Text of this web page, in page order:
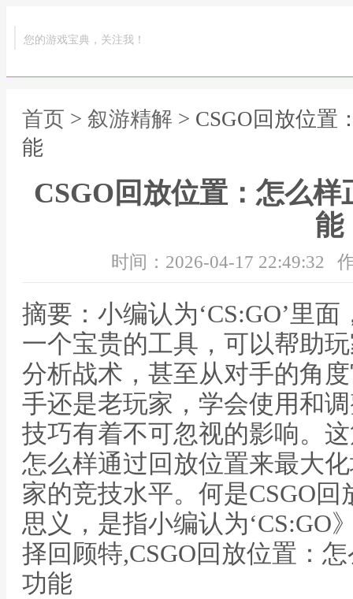
您的游戏宝典，关注我！
首页 > 叙游精解 > CSGO回放位置
能
CSGO回放位置：怎么
能
时间：2026-04-17 22:49:32
摘要：小编认为‘CS:GO’里
一个宝贵的工具，可以帮助
分析战术，甚至从对手的角
手还是老玩家，学会使用和
技巧有着不可忽视的影响。
怎么样通过回放位置来最大
家的竞技水平。何是CSGO
思义，是指小编认为‘CS:GO
择回顾特,CSGO回放位置：
功能